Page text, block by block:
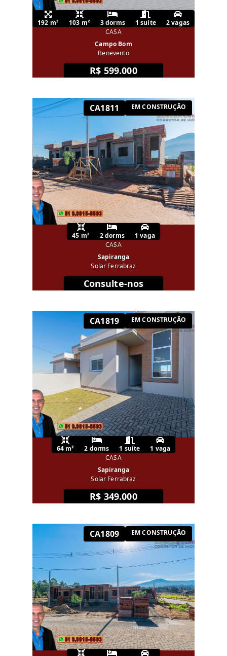
192 m² 103 m² 3 dorms 1 suíte
2 vagas
CASA
Campo Bom
Benevento
R$ 599.000
CA1811 EM CONSTRUÇÃO
45 m² 2 dorms
1 vaga
CASA
Sapiranga
Solar Ferrabraz
Consulte-nos
CA1819 EM CONSTRUÇÃO
64 m² 2 dorms 1 suíte
1 vaga
CASA
Sapiranga
Solar Ferrabraz
R$ 349.000
CA1809 EM CONSTRUÇÃO